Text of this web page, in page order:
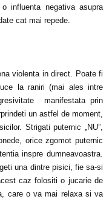
influenta negativa asupra
cat mai repede.
violenta in direct. Poate fi
la raniri (mai ales intre
manifestata prin
un astfel de moment,
Strigati puternic „NU”,
orice zgomot puternic
inspre dumneavoastra.
una dintre pisici, fie sa-si
caz folositi o jucarie de
care o va mai relaxa si va